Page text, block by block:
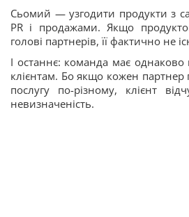
Сьомий — узгодити продукти з
PR і продажами. Якщо
голові партнерів, її фактично не
І останнє: команда має
клієнтам. Бо якщо кожен партнер
послугу по-різному, клієнт
невизначеність.